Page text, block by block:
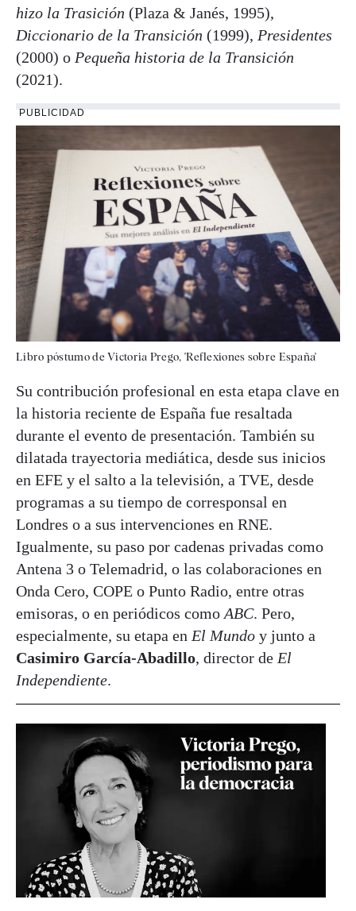
hizo la Trasición (Plaza & Janés, 1995),
Diccionario de la Transición (1999), Presidentes
(2000) o Pequeña historia de la Transición
(2021).
PUBLICIDAD
Libro póstumo de Victoria Prego, 'Reflexiones sobre España'
Su contribución profesional en esta etapa clave en
la historia reciente de España fue resaltada
durante el evento de presentación. También su
dilatada trayectoria mediática, desde sus inicios
en EFE y el salto a la televisión, a TVE, desde
programas a su tiempo de corresponsal en
Londres o a sus intervenciones en RNE.
Igualmente, su paso por cadenas privadas como
Antena 3 o Telemadrid, o las colaboraciones en
Onda Cero, COPE o Punto Radio, entre otras
emisoras, o en periódicos como ABC. Pero,
especialmente, su etapa en El Mundo y junto a
Casimiro García-Abadillo, director de El
Independiente.